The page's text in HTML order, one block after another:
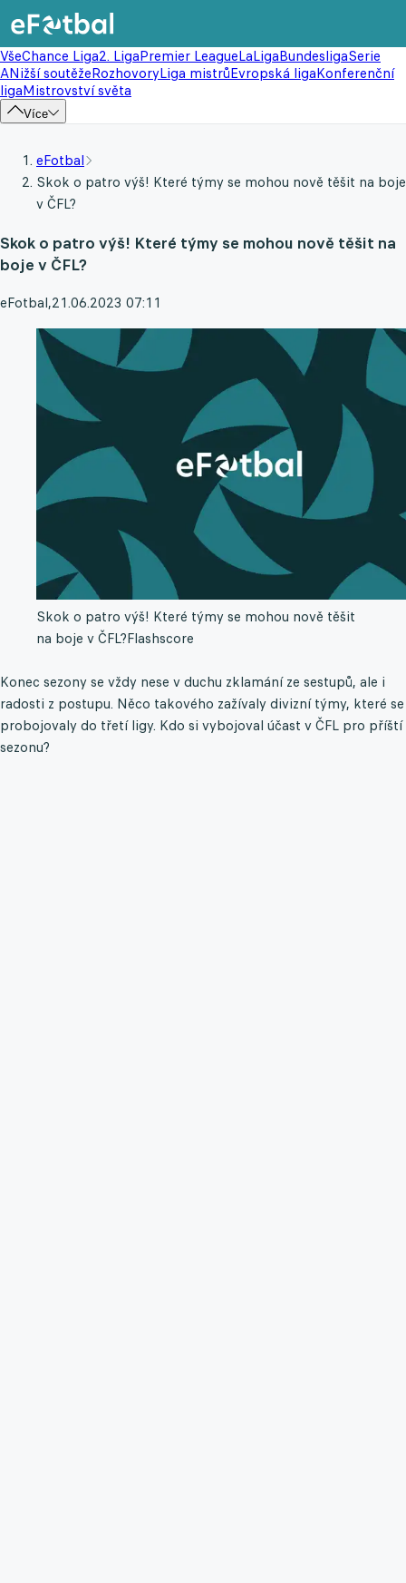
VšeChance Liga2. LigaPremier LeagueLaLigaBundesligaSerie
ANižší soutěžeRozhovoryLiga mistrůEvropská ligaKonferenční
ligaMistrovství světa
Více
eFotbal
Skok o patro výš! Které týmy se mohou nově těšit na boje
v ČFL?
Skok o patro výš! Které týmy se mohou nově těšit na
boje v ČFL?
eFotbal,21.06.2023 07:11
Skok o patro výš! Které týmy se mohou nově těšit
na boje v ČFL?Flashscore
Konec sezony se vždy nese v duchu zklamání ze sestupů, ale i
radosti z postupu. Něco takového zažívaly divizní týmy, které se
probojovaly do třetí ligy. Kdo si vybojoval účast v ČFL pro příští
sezonu?